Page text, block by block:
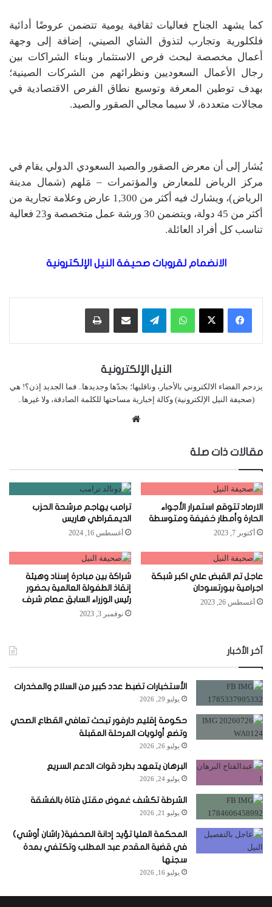
كما يشهد الجناح فعاليات ثقافية يومية تتضمن عروضًا أدائية
فلكلورية وتجارب لتذوق الشاي الصيني، إضافة إلى وجهة
أعمال مخصصة لبحث فرص الاستثمار وبناء الشراكات بين
رجال الأعمال السعوديين ونظرائهم من الشركات الصينية؛
بهدف توطين المعرفة وتوسيع نطاق الفرص الاقتصادية في
مجالات متعددة، لا سيما مجالي الصقور والصيد.
يُشار إلى أن معرض الصقور والصيد السعودي الدولي يقام في
مركز الرياض للمعارض والمؤتمرات – مَلهم (شمال مدينة
الرياض)، ويشارك فيه أكثر من 1,300 عارض وعلامة تجارية من
أكثر من 45 دولة، ويتضمن 30 ورشة عمل متخصصة و23 فعالية
تناسب كل أفراد العائلة.
الانضمام لقروبات صحيفة النيل الإلكترونية
واتساب تيلقرام مشاركة عبر البريد طباعة
النيل الإلكترونية
يزدحم الفضاء الالكتروني بالأخبار، وناقليها؛ بجدّها وجديدها.. فما الجديد إذن؟! هي
(صحيفة النيل الإلكترونية) وكالة إخبارية مساحتها للكلمة الصادقة، ولا غيرها..
مقالات ذات صلة
الارصاد تتوقع استمرار الأجواء
الحارة وأمطار خفيفة ومتوسطة
أكتوبر 7, 2023
ترامب يهاجم مرشحة الحزب
الديمقراطي هاريس
أغسطس 16, 2024
عاجل تم القبض علي اكبر شبكة
اجرامية ببورتسودان
أغسطس 26, 2023
شراكة بين مبادرة إسناد وهيئة
إنقاذ الطفولة العالمية بحضور
رئيس الوزراء السابق عصام شرف
نوفمبر 3, 2023
آخر الأخبار
الأستخبارات تضبط عدد كبير من السلاح والمخدرات
يوليو 29, 2026
حكومة إقليم دارفور تبحث تعافي القطاع الصحي
وتضع أولويات المرحلة المقبلة
يوليو 26, 2026
البرهان يتعهد بطرد قوات الدعم السريع
يوليو 24, 2026
الشرطة تكشف غموض مقتل فتاة بالفشقة
يوليو 21, 2026
المحكمة العليا تؤيد إدانة الصحفية( راشان أوشي)
في قضية المقدم عبد المطلب وتكتفي بمدة
سجنها
يوليو 16, 2026